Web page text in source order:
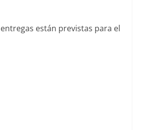
están previstas para el